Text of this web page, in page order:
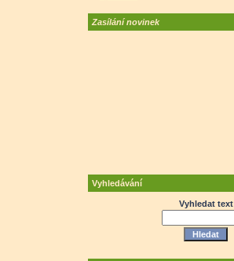
Zasílání novinek
Vyhledávání
Vyhledat text